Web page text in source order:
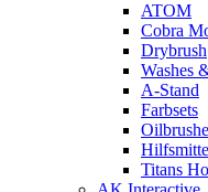
ATOM
Cobra
Drybrush
Washes
A-Stand
Farbsets
Titans